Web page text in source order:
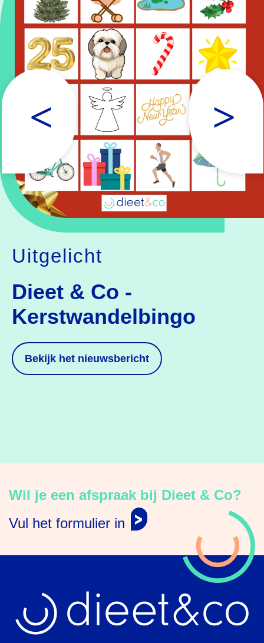
Uitgelicht
Dieet & Co -
Kerstwandelbingo
Bekijk het nieuwsbericht
Wil je een afspraak bij Dieet & Co?
Vul het formulier in